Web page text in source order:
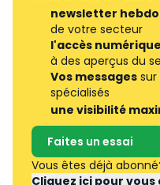
newsletter
de votre secteur
l'accès numérique
à des aperçus du
Vos messages
spécialisés
une visibilité
Faites un essai
Vous êtes déjà
Cliquez ici pour